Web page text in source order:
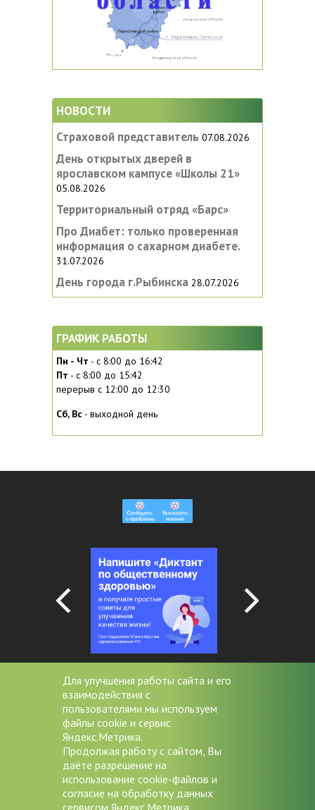
НОВОСТИ
Страховой представитель 07.08.2026
День открытых дверей в
ярославском кампусе «‎Школы 21»
05.08.2026
Территориальный отряд «Барс»
Про Диабет: только проверенная
информация о сахарном диабете.
31.07.2026
День города г.Рыбинска 28.07.2026
ГРАФИК РАБОТЫ
Пн - Чт - с 8:00 до 16:42
Пт - с 8:00 до 15:42
перерыв с 12:00 до 12:30
Сб, Вc - выходной день
+7 (4852) 20-53-08
miac@zdrav76.ru
150000 г. Ярославль, Советская
д.11/9
Версия для слабовидящих
Для улучшения работы сайта и его
взаимодействия с
пользователями мы используем
файлы cookie и сервис
Яндекс.Метрика.
Продолжая работу с сайтом, Вы
даёте разрешение на
использование cookie-файлов и
согласие на обработку данных
сервисом Яндекс.Метрика.